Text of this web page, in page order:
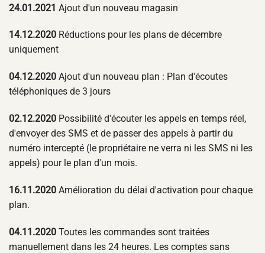
24.01.2021 Ajout d'un nouveau magasin
14.12.2020 Réductions pour les plans de décembre
uniquement
04.12.2020 Ajout d'un nouveau plan : Plan d'écoutes
téléphoniques de 3 jours
02.12.2020 Possibilité d'écouter les appels en temps réel,
d'envoyer des SMS et de passer des appels à partir du
numéro intercepté (le propriétaire ne verra ni les SMS ni les
appels) pour le plan d'un mois.
16.11.2020 Amélioration du délai d'activation pour chaque
plan.
04.11.2020 Toutes les commandes sont traitées
manuellement dans les 24 heures. Les comptes sans